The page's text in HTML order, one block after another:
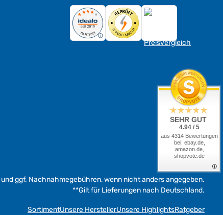
und ggf. Nachnahmegebühren, wenn nicht anders angegeben.
**Gilt für Lieferungen nach Deutschland.
SortimentUnsere HerstellerUnsere HighlightsRatgeber
SEHR GUT
4.94 / 5
aus 4314 Bewertungen
bei: ebay.de,
amazon.de,
shopvote.de